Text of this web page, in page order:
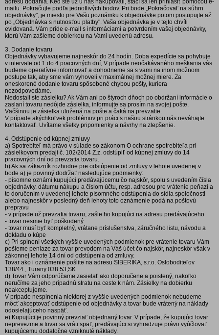
adresu dodania. Keď ste už u nás nakupovali, stačí sa len prihlásiť pomocou e-
mailu. Pokračujte podľa jednotlivých bodov. Pri bode „Pokračovať na súhrn
objednávky", je miesto pre Vašu poznámku k objednávke potom postupujte až
po „Objednávka s nutnosťou platby". Vaša objednávka je v tejto chvíli
evidovaná. Vám príde e-mail s informáciami a potvrdením vašej objednávky,
ktorú Vám zašleme dobierkou na Vami uvedenú adresu.
3. Dodanie tovaru
Objednávky vybavujeme najneskôr do 24 hodín. Doba expedície sa pohybuje
v intervale od 1 do 4 pracovných dní, V prípade neočakávaného meškania vás
budeme operatívne informovať a dohodneme sa s vami na inom možnom
postupe tak, aby sme vám vyhoveli v maximálnej možnej miere. Za
oneskorené dodanie tovaru spôsobené chybou pošty, kuriera
nezodpovedáme.
Nedostali ste zásielku? Ak Vám ani po štyroch dňoch po obdržaní informácie o
zaslaní tovaru nedôjde zásielka, informujte sa prosím na svojej pošte.
Väčšinou je zásielka uložená na pošte a čaká na prevzatie.
V prípade akýchkoľvek problémov pri práci s našou stránkou nás neváhajte
kontaktovať. Uvítame všetky pripomienky a návrhy na zlepšenie.
4. Odstúpenie od kúpnej zmluvy
a) Spotrebiteľ má právo v súlade so zákonom O ochrane spotrebiteľa pri
zásielkovom predaji č. 102/2014 Z.z. odstúpiť od kúpnej zmluvy do 14
pracovných dní od prevzatia tovaru.
b) Ak sa zákazník rozhodne pre odstúpenie od zmluvy v lehote uvedenej v
bode a) je povinný dodržať nasledujúce podmienky:
- písomne oznámi kupujúci predávajúcemu čo najskôr, spolu s uvedením čísla
objednávky, dátumu nákupu a číslom účtu, resp. adresou pre vrátenie peňazí a
to doručením v uvedenej lehote písomného odstúpenia do sídla spoločnosti
alebo najneskôr v posledný deň lehoty toto oznámenie podá na poštovú
prepravu
- v prípade už prevzatia tovaru, zašle ho kupujúci na adresu predávajúceho
- tovar nesmie byť poškodený
- tovar musí byť kompletný, vrátane príslušenstva, záručného listu, návodu a
dokladu o kúpe
c) Pri splnení všetkých vyššie uvedených podmienok pre vrátenie tovaru Vám
pošleme peniaze za tovar prevodom na Váš účet čo najskôr, najneskôr však v
zákonnej lehote 14 dní od odstúpenia od zmluvy.
Tovar ako i oznámenie pošlite na adresu SIBERIKA, s.r.o. Osloboditeľov
138/44 , Turany 038 53,SK.
d) Tovar Vám odporúčame zasielať ako doporučene a poistený, nakoľko
neručíme za jeho prípadnú stratu na ceste k nám. Zásielky na dobierku
neakceptujeme.
V prípade nesplnenia niektorej z vyššie uvedených podmienok nebudeme
môcť akceptovať odstúpenie od objednávky a tovar bude vrátený na náklady
odosielajúceho naspäť.
e) Kupujúci je povinný prevziať objednaný tovar. V prípade, že kupujúci tovar
neprevezme a tovar sa vráti späť, predávajúci si vyhradzuje právo vyúčtovať
kupujúcemu dodatočne vzniknuté náklady.